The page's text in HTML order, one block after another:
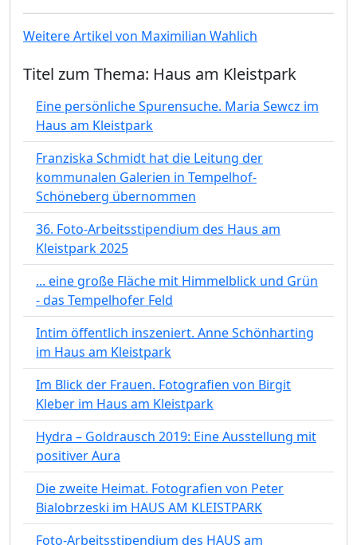
Weitere Artikel von Maximilian Wahlich
Titel zum Thema: Haus am Kleistpark
Eine persönliche Spurensuche. Maria Sewcz im
Haus am Kleistpark
Franziska Schmidt hat die Leitung der
kommunalen Galerien in Tempelhof-
Schöneberg übernommen
36. Foto-Arbeitsstipendium des Haus am
Kleistpark 2025
... eine große Fläche mit Himmelblick und Grün
- das Tempelhofer Feld
Intim öffentlich inszeniert. Anne Schönharting
im Haus am Kleistpark
Im Blick der Frauen. Fotografien von Birgit
Kleber im Haus am Kleistpark
Hydra – Goldrausch 2019: Eine Ausstellung mit
positiver Aura
Die zweite Heimat. Fotografien von Peter
Bialobrzeski im HAUS AM KLEISTPARK
Foto-Arbeitsstipendium des HAUS am